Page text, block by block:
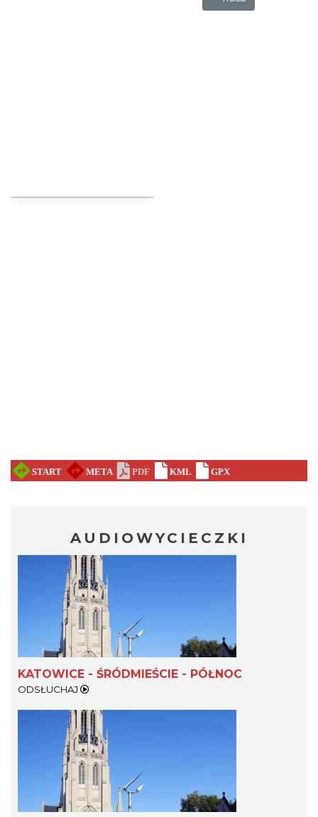
AUDIOWYCIECZKI
KATOWICE - ŚRÓDMIEŚCIE - PÓŁNOC
ODSŁUCHAJ